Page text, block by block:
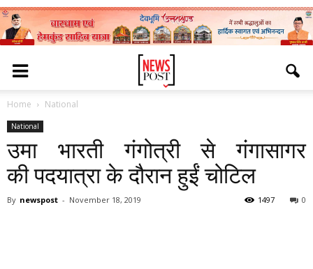
Home National
National
उमा भारती गंगोत्री से गंगासागर
की पदयात्रा के दौरान हुईं चोटिल
By newspost - November 18, 2019 0
1497